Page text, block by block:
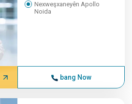
Nexweşxaneyên Apollo
Noida
bang Now